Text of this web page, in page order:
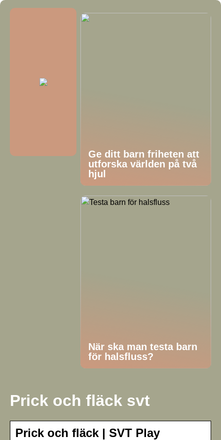
Ge ditt barn friheten att
utforska världen på två
hjul
När ska man testa barn
för halsfluss?
Prick och fläck svt
Prick och fläck | SVT Play